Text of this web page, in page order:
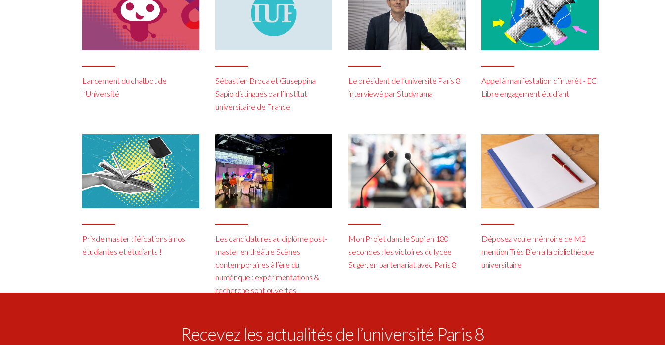
Lancement du chatbot de
l’Université
Sébastien Broca et Giuseppina
Sapio distingués par l’Institut
universitaire de France
Le président de l’université Paris 8
interviewé par Studyrama
Appel à manifestation d’intérêt - EC
Libre engagement étudiant
Prix de master : félications à nos
étudiantes et étudiants !
Les candidatures au diplôme post-
master en théâtre Scènes
contemporaines à l’ère du
numérique : expérimentations &
recherche sont ouvertes
Mon Projet dans le Sup’ en 180
secondes : les victoires du lycée
Suger, en partenariat avec Paris 8
Déposez votre mémoire de M2
mention Très Bien à la bibliothèque
universitaire
Recevez les actualités de l’université Paris 8